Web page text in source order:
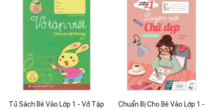
Tủ Sách Bé Vào Lớp 1 - Vở Tập
Chuẩn Bị Cho Bé Vào Lớp 1 -